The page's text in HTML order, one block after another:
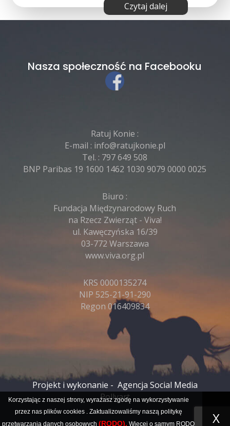
czytaj dalej
Nasza społeczność na Facebooku
Ratuj Konie :
E-mail : info@ratujkonie.pl
Tel. : 797 649 508
BNP Paribas 19 1600 1462 1030 9079 0000 0025
Biuro :
Fundacja Międzynarodowy Ruch
na Rzecz Zwierząt - Viva!
ul. Kawęczyńska 16/39
03-772 Warszawa
www.viva.org.pl
KRS 0000135274
NIP 525-21-91-290
Regon 016409834
Projekt i wykonanie - Agencja Social Media
Pollyart
Korzystając z naszej strony, wyrażasz zgodę na wykorzystywanie
przez nas plików cookies. Zaktualizowaliśmy naszą politykę
przetwarzania danych osobowych (RODO). Więcej o samym RODO X